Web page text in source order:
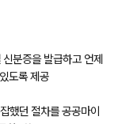
분증을 발급하고 언제
도록 제공
했던 절차를 공공마이